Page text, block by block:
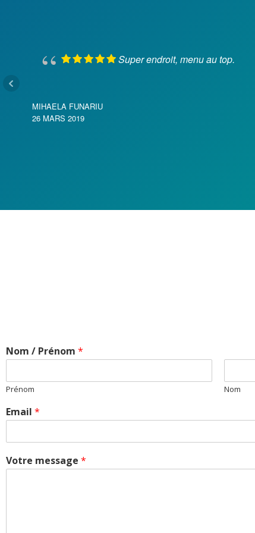
Super endroit, menu au top.
MIHAELA FUNARIU
26 MARS 2019
Nom / Prénom *
Prénom Nom
Email *
Votre message *